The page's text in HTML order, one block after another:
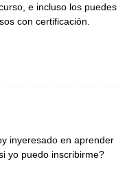
e incluso los puedes
con certificación.
inyeresado en aprender
yo puedo inscribirme?